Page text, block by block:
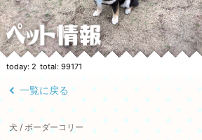
today: 2 total: 99171
一覧に戻る
犬 / ボーダーコリー